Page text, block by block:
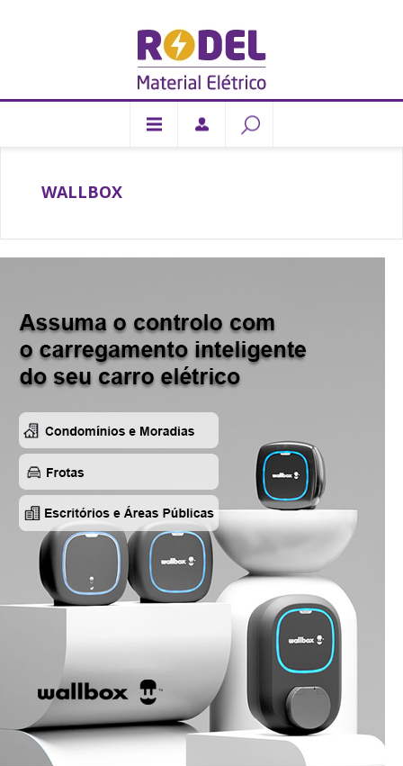
WALLBOX